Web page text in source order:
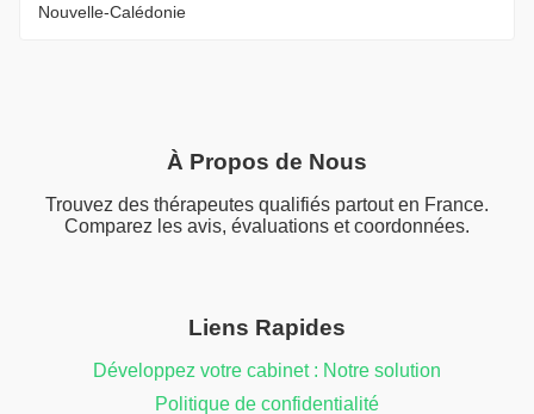
Nouvelle-Calédonie
À Propos de Nous
Trouvez des thérapeutes qualifiés partout en France.
Comparez les avis, évaluations et coordonnées.
Liens Rapides
Développez votre cabinet : Notre solution
Politique de confidentialité